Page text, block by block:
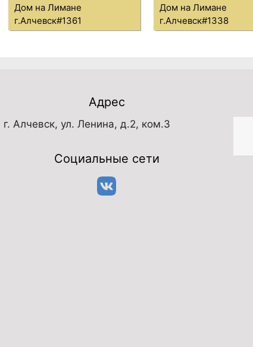
Дом на Лимане
г.Алчевск#1361
Дом на Лимане
г.Алчевск#1338
Адрес
г. Алчевск, ул. Ленина, д.2, ком.3
Социальные сети